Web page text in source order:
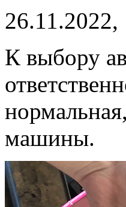
26.11.2022,
К выбору
машины.